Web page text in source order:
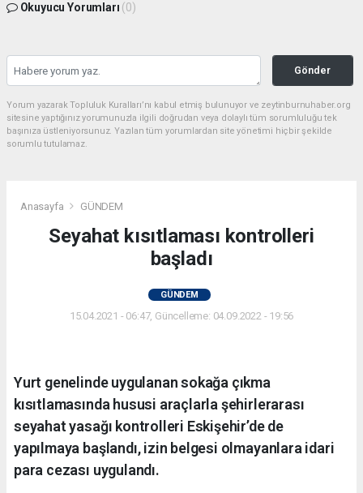
Okuyucu Yorumları (0)
Gönder
Yorum yazarak Topluluk Kuralları’nı kabul etmiş bulunuyor ve zeytinburnuhaber.org
sitesine yaptığınız yorumunuzla ilgili doğrudan veya dolaylı tüm sorumluluğu tek
başınıza üstleniyorsunuz. Yazılan tüm yorumlardan site yönetimi hiçbir şekilde
sorumlu tutulamaz.
Anasayfa GÜNDEM
Seyahat kısıtlaması kontrolleri
başladı
GÜNDEM
15.04.2021 - 06:47, Güncelleme: 04.09.2022 - 19:56
Yurt genelinde uygulanan sokağa çıkma
kısıtlamasında hususi araçlarla şehirlerarası
seyahat yasağı kontrolleri Eskişehir’de de
yapılmaya başlandı, izin belgesi olmayanlara idari
para cezası uygulandı.